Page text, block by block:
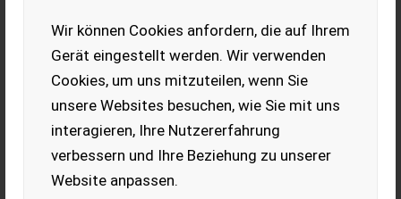
Wir können Cookies anfordern, die auf Ihrem
Gerät eingestellt werden. Wir verwenden
Cookies, um uns mitzuteilen, wenn Sie
unsere Websites besuchen, wie Sie mit uns
interagieren, Ihre Nutzererfahrung
verbessern und Ihre Beziehung zu unserer
Website anpassen.
Greentec HX170 Astschere für Bagger
/Radlader
Traktor-***Aktionsangebot***
VOGT Profitechnik aus Schmallenberg – Ihr führender
Anbieter für professionelle Landschaftspflegetechnik =
EUR 0